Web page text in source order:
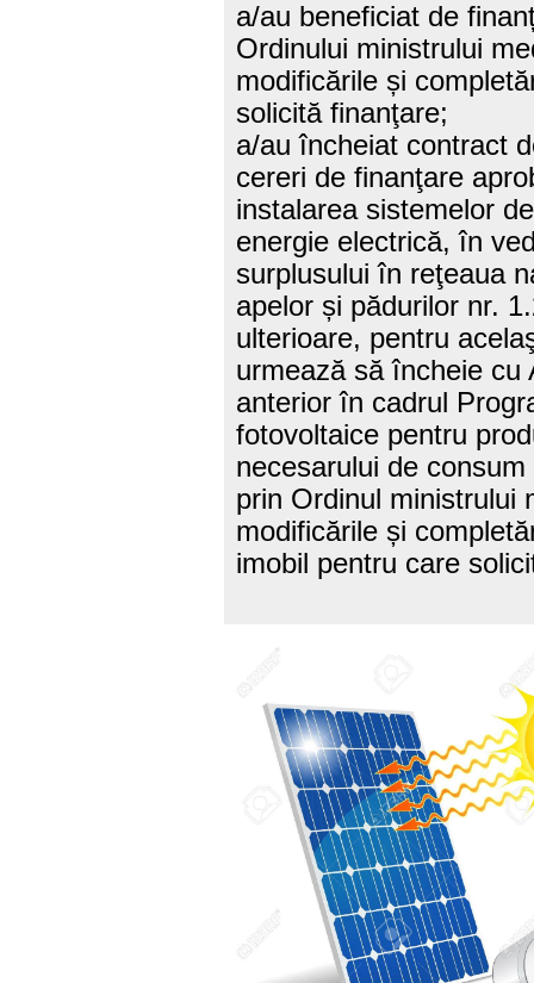
a/au beneficiat de
Ordinului ministrului
modificările și
solicită finanţare;
a/au încheiat contract
cereri de finanţare
instalarea sistemelor
energie electrică, în
surplusului în reţeaua
apelor și pădurilor nr.
ulterioare, pentru
urmează să încheie cu
anterior în cadrul
fotovoltaice pentru
necesarului de
prin Ordinul ministrului
modificările și
imobil pentru care